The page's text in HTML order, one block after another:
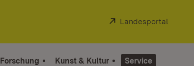
Extern:
Landesportal
Forschung Kunst & Kultur Service